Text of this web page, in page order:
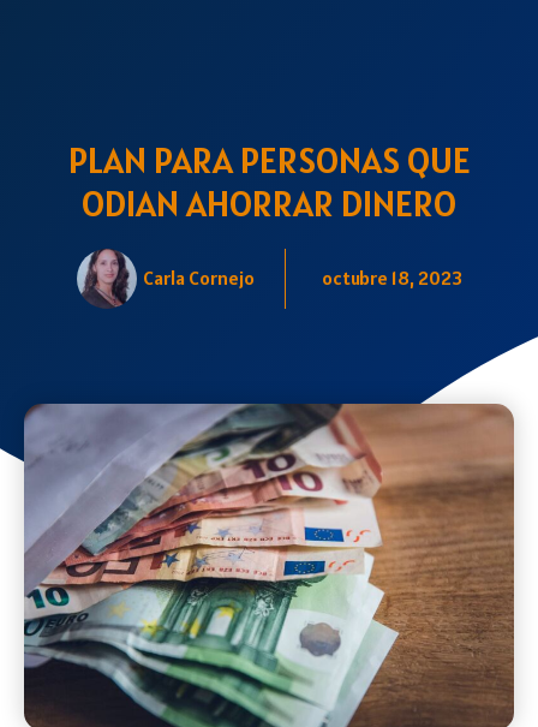
PLAN PARA PERSONAS QUE
ODIAN AHORRAR DINERO
Carla Cornejo octubre 18, 2023